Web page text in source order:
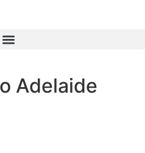
Adelaide